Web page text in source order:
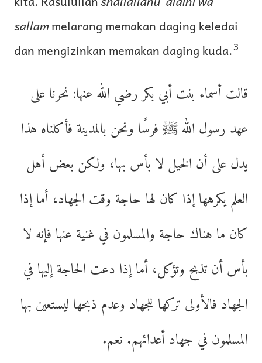
sallammelarang memakan daging keledai
dan mengizinkan memakan daging kuda.3
قالت أسماء بنت أبي بكر رضي الله عنها: نحرنا على
عهد رسول الله ﷺ فرسًا ونحن بالمدينة فأكلناه هذا
يدل على أن الخيل لا بأس بها، ولكن بعض أهل
العلم يكرهها إذا كان لها حاجة وقت الجهاد، أما إذا
كان ما هناك حاجة والمسلمون في غنية عنها فإنه لا
بأس أن تذبح وتؤكل، أما إذا دعت الحاجة إليها في
الجهاد فالأولى تركها للجهاد وعدم ذبحها ليستعين بها
المسلمون في جهاد أعدائهم. نعم.